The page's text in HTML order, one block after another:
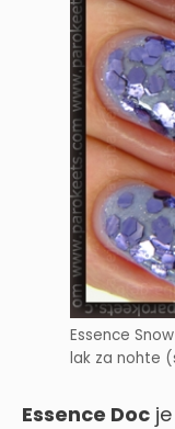
Essence
lak za nohte
Essence Doc